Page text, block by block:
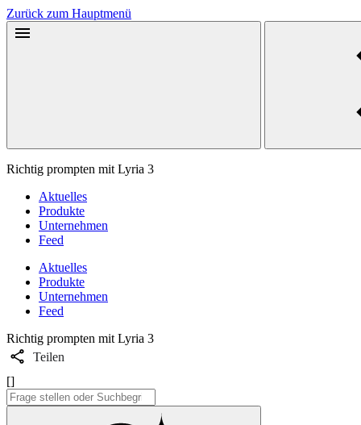
Zurück zum Hauptmenü
Richtig prompten mit Lyria 3
Aktuelles
Produkte
Unternehmen
Feed
Aktuelles
Produkte
Unternehmen
Feed
Richtig prompten mit Lyria 3
Teilen
[]